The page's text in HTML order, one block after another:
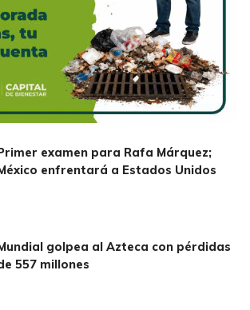
Primer examen para Rafa Márquez;
México enfrentará a Estados Unidos
Mundial golpea al Azteca con pérdidas
557 millones